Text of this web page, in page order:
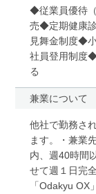
◆従業員優待
売◆定期健康
見舞金制度◆
社員登用制度
る
兼業について
他社で勤務さ
ます。・兼業
内、週40時間
せて週１日完
「Odakyu